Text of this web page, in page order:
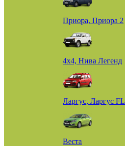
Приора, Приора 2
4х4, Нива Легенд
Ларгус, Ларгус FL
Веста